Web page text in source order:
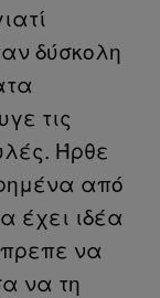
δύσκολη
τις
Ήρθε
από
έχει ιδέα
να
να τη